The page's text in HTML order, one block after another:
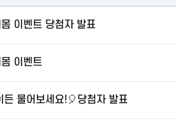
이벤트 당첨자 발표
이벤트
물어보세요!🎈당첨자 발표